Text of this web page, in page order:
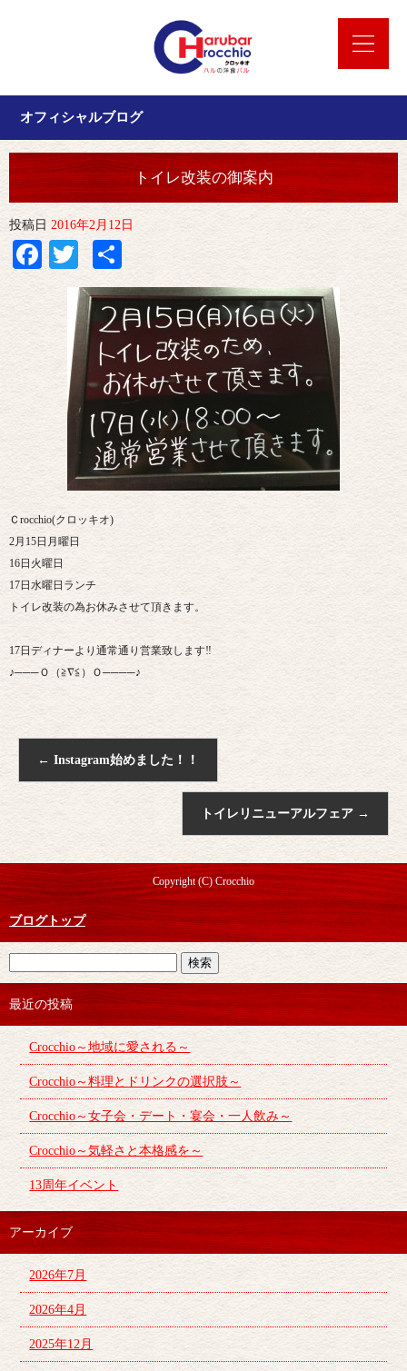
オフィシャルブログ
トイレ改装の御案内
投稿日 2016年2月12日
Facebook
Twitter
有
Ｃrocchio(クロッキオ)
2月15日月曜日
16日火曜日
17日水曜日ランチ
トイレ改装の為お休みさせて頂きます。
17日ディナーより通常通り営業致します‼︎
♪───Ｏ（≧∇≦）Ｏ────♪
← Instagram始めました！！
トイレリニューアルフェア →
Copyright (C) Crocchio
ブログトップ
最近の投稿
Crocchio～地域に愛される～
Crocchio～料理とドリンクの選択肢～
Crocchio～女子会・デート・宴会・一人飲み～
Crocchio～気軽さと本格感を～
13周年イベント
アーカイブ
2026年7月
2026年4月
2025年12月